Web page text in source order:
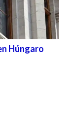
Húngaro